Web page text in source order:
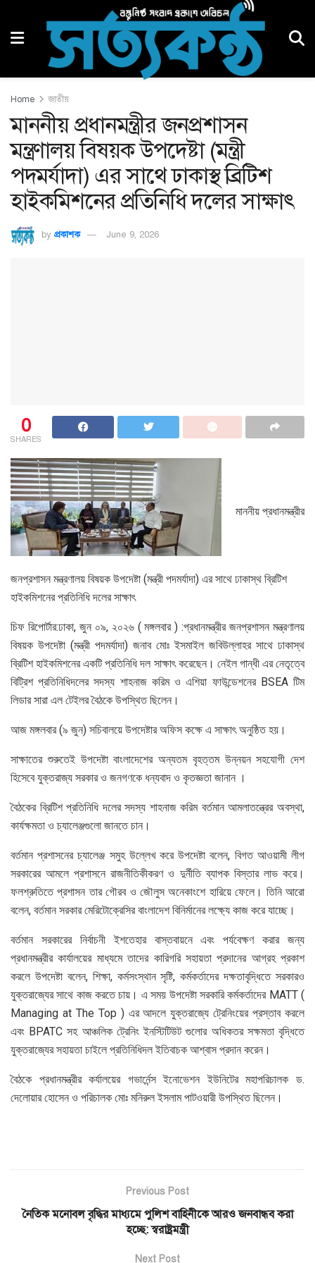
Home জাতীয়
মাননীয় প্রধানমন্ত্রীর জনপ্রশাসন
মন্ত্রণালয় বিষয়ক উপদেষ্টা (মন্ত্রী
পদমর্যাদা) এর সাথে ঢাকাস্থ ব্রিটিশ
হাইকমিশনের প্রতিনিধি দলের সাক্ষাৎ
by প্রকাশক June 9, 2026
0
SHARES
মাননীয় প্রধানমন্ত্রীর
জনপ্রশাসন মন্ত্রণালয় বিষয়ক উপদেষ্টা (মন্ত্রী পদমর্যাদা) এর সাথে ঢাকাস্থ ব্রিটিশ
হাইকমিশনের প্রতিনিধি দলের সাক্ষাৎ
চিফ রিপোর্টার:ঢাকা, জুন ০৯, ২০২৬ ( মঙ্গলবার ) :প্রধানমন্ত্রীর জনপ্রশাসন মন্ত্রণালয়
বিষয়ক উপদেষ্টা (মন্ত্রী পদমর্যাদা) জনাব মোঃ ইসমাইল জবিউল্লাহর সাথে ঢাকাস্থ
ব্রিটিশ হাইকমিশনের একটি প্রতিনিধি দল সাক্ষাৎ করেছেন। নেইল গান্ধী এর নেতৃত্বে
বিট্রিশ প্রতিনিধিদলের সদস্য শাহনাজ করিম ও এশিয়া ফাউন্ডেশনের BSEA টিম
লিডার সারা এল টেইলর বৈঠকে উপস্থিত ছিলেন।
আজ মঙ্গলবার (৯ জুন) সচিবালয়ে উপদেষ্টার অফিস কক্ষে এ সাক্ষাৎ অনুষ্ঠিত হয়।
সাক্ষাতের শুরুতেই উপদেষ্টা বাংলাদেশের অন্যতম বৃহত্তম উন্নয়ন সহযোগী দেশ
হিসেবে যুক্তরাজ্য সরকার ও জনগণকে ধন্যবাদ ও কৃতজ্ঞতা জানান ।
বৈঠকের ব্রিটিশ প্রতিনিধি দলের সদস্য শাহনাজ করিম বর্তমান আমলাতন্ত্রের অবস্থা,
কার্যক্ষমতা ও চ্যালেঞ্জগুলো জানতে চান।
বর্তমান প্রশাসনের চ্যালেঞ্জ সমুহ উল্লেখ করে উপদেষ্টা বলেন, বিগত আওয়ামী লীগ
সরকারের আমলে প্রশাসনে রাজনীতিকীকরণ ও দুর্নীতি ব্যাপক বিস্তার লাভ করে।
ফলশ্রুতিতে প্রশাসন তার গৌরব ও জৌলুস অনেকাংশে হারিয়ে ফেলে। তিনি আরো
বলেন, বর্তমান সরকার মেরিটোক্রেসির বাংলাদেশ বিনির্মানের লক্ষ্যে কাজ করে যাচ্ছে।
বর্তমান সরকারের নির্বাচনী ইশতেহার বাস্তবায়নে এবং পর্যবেক্ষণ করার জন্য
প্রধানমন্ত্রীর কার্যালয়ের মাধ্যমে তাদের কারিগরি সহায়তা প্রদানের আগ্রহ প্রকাশ
করলে উপদেষ্টা বলেন, শিক্ষা, কর্মসংস্থান সৃষ্টি, কর্মকর্তাদের দক্ষতাবৃদ্ধিতে সরকারও
যুক্তরাজ্যের সাথে কাজ করতে চায়। এ সময় উপদেষ্টা সরকারি কর্মকর্তাদের MATT (
Managing at The Top ) এর আদলে যুক্তরাজ্যে ট্রেনিংয়ের প্রস্তাব করলে
এবং BPATC সহ আঞ্চলিক ট্রেনিং ইনস্টিটিউট গুলোর অধিকতর সক্ষমতা বৃদ্ধিতে
যুক্তরাজ্যের সহায়তা চাইলে প্রতিনিধিদল ইতিবাচক আশ্বাস প্রদান করেন।
বৈঠকে প্রধানমন্ত্রীর কর্যালয়ের গভার্নেন্স ইনোভেশন ইউনিটের মহাপরিচালক ড.
দেলোয়ার হোসেন ও পরিচালক মোঃ মনিরুল ইসলাম পাটওয়ারী উপস্থিত ছিলেন।
Previous Post
নৈতিক মনোবল বৃদ্ধির মাধ্যমে পুলিশ বাহিনীকে আরও জনবান্ধব করা
হচ্ছে: স্বরাষ্ট্রমন্ত্রী
Next Post